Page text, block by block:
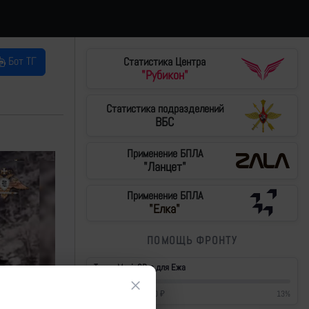
Бот ТГ
Статистика Центра
"Рубикон"
Статистика подразделений
ВБС
Применение БПЛА
"Ланцет"
Применение БПЛА
"Елка"
ПОМОЩЬ ФРОНТУ
Тушки Mavic3Pro для Ежа
430 000 ₽ 13%
×